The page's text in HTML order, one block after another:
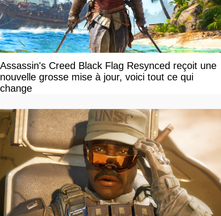
Assassin's Creed Black Flag Resynced reçoit une
nouvelle grosse mise à jour, voici tout ce qui
change